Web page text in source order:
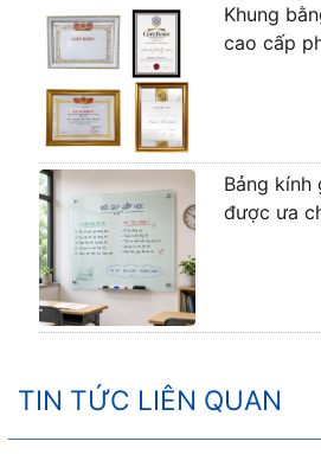
Khung
cao cấp
Bảng kính
được ưa
TIN TỨC LIÊN QUAN